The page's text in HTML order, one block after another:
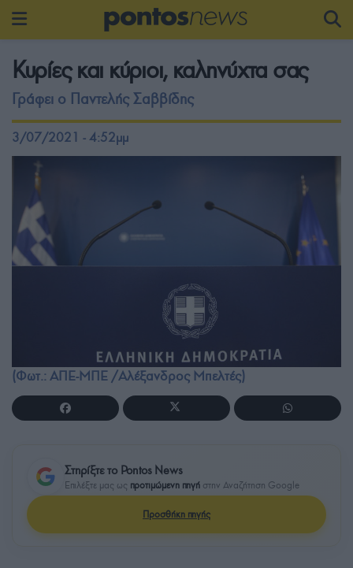
Κυρίες και κύριοι, καληνύχτα σας
Γράφει ο Παντελής Σαββίδης
3/07/2021 - 4:52μμ
(Φωτ.: ΑΠΕ-ΜΠΕ /Αλέξανδρος Μπελτές)
Στηρίξτε το Pontos News
Επιλέξτε μας ως προτιμώμενη πηγή στην Αναζήτηση Google
Προσθήκη πηγής